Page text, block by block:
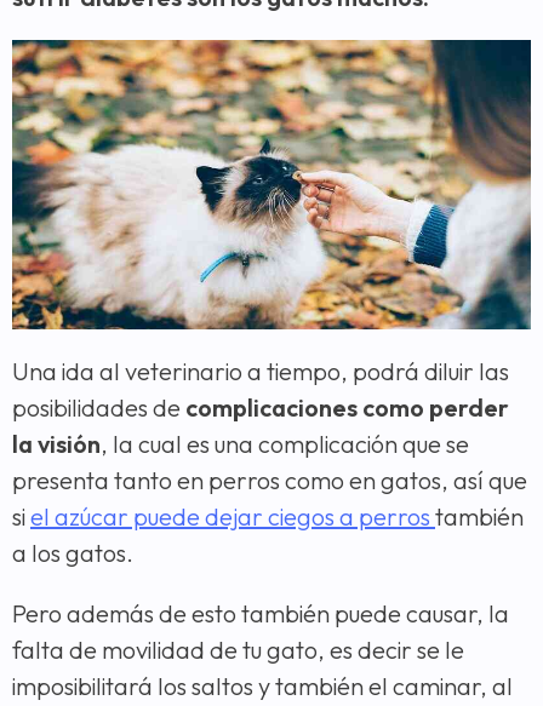
Una ida al veterinario a tiempo, podrá diluir las
posibilidades de complicaciones como perder
la visión, la cual es una complicación que se
presenta tanto en perros como en gatos, así que
siel azúcar puede dejar ciegos a perros también
a los gatos.
Pero además de esto también puede causar, la
falta de movilidad de tu gato, es decir se le
imposibilitará los saltos y también el caminar, al